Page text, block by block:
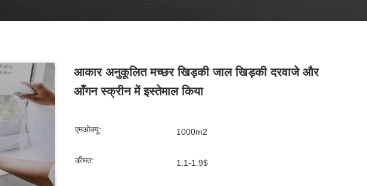
आकार अनुकूलित मच्छर खिड़की जाल खिड़की दरवाजे और
आँगन स्क्रीन में इस्तेमाल किया
एमओक्यू: 1000m2
कीमत: 1.1-1.9$